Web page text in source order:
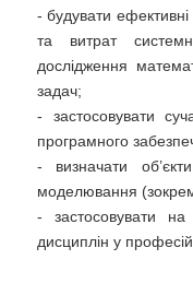
- будувати ефективні
та витрат
дослідження
задач;
- застосовувати
програмного
- визначати
моделювання
- застосовувати на
дисциплін у